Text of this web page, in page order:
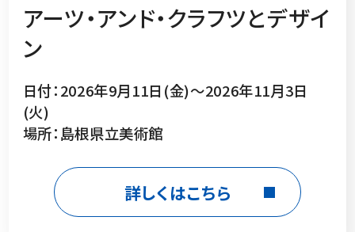
アーツ・アンド・クラフツとデザイ
ン
日付：2026年9月11日(金)～2026年11月3日
(火)
場所：島根県立美術館
詳しくはこちら